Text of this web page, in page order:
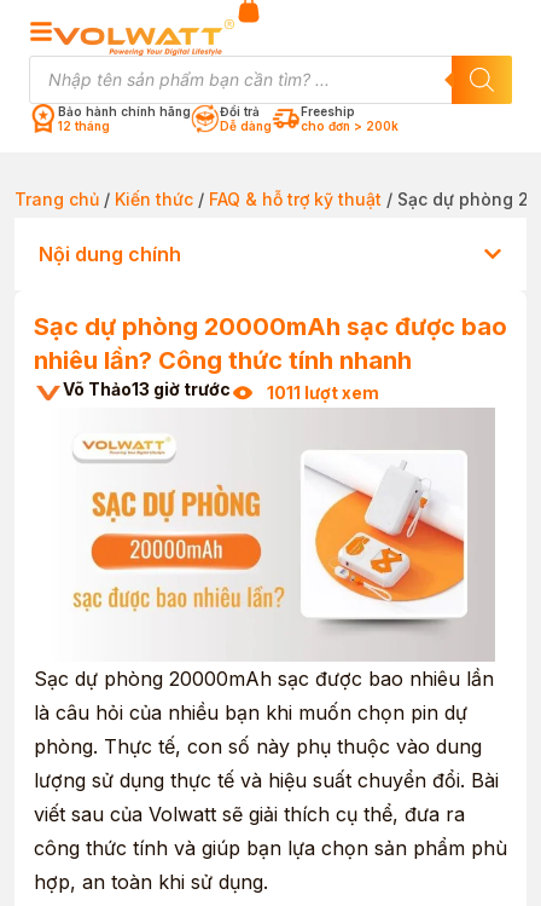
Bảo hành chính hãng
12 tháng
Đổi trả
Dễ dàng
Freeship
cho đơn > 200k
Trang chủ / Kiến thức / FAQ & hỗ trợ kỹ thuật / Sạc dự phòng
Nội dung chính
Sạc dự phòng 20000mAh sạc được bao
nhiêu lần? Công thức tính nhanh
Võ Thảo13 giờ trước 1011 lượt xem
Sạc dự phòng 20000mAh sạc được bao nhiêu lần
là câu hỏi của nhiều bạn khi muốn chọn pin dự
phòng. Thực tế, con số này phụ thuộc vào dung
lượng sử dụng thực tế và hiệu suất chuyển đổi. Bài
viết sau của Volwatt sẽ giải thích cụ thể, đưa ra
công thức tính và giúp bạn lựa chọn sản phẩm phù
hợp, an toàn khi sử dụng.